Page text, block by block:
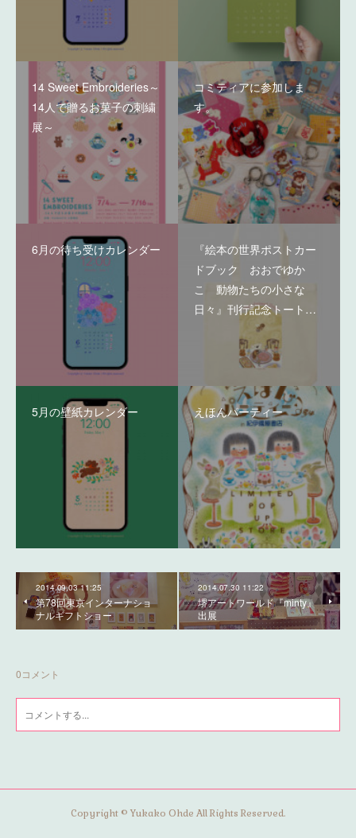
14 Sweet Embroideries～
14人で贈るお菓子の刺繍
展～
コミティアに参加しま
す。
6月の待ち受けカレンダー
『絵本の世界ポストカー
ドブック おおでゆか
こ 動物たちの小さな
日々』刊行記念トート…
5月の壁紙カレンダー えほんパーティー
2014.09.03 11:25
第78回東京インターナショ
ナルギフトショー
2014.07.30 11:22
堺アートワールド『minty』
出展
0コメント
Copyright © Yukako Ohde All Rights Reserved.